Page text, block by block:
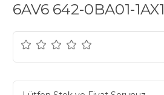
6AV6 642-0BA01-1AX1